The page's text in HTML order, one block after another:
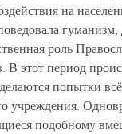
на
гуманизм,
роль
этот период
попытки
учреждения.
подобному